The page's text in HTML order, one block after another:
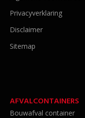
Privacyverklaring
Disclaimer
Sitemap
AFVALCONTAINERS
Bouwafval container